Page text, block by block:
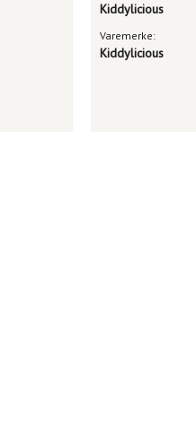
Kiddylicious
Varemerke:
Kiddylicious